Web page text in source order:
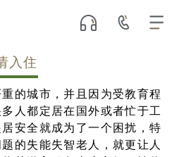
入住
的城市，并且因为受教育程
人都定居在国外或者忙于工
安全就成为了一个困扰，特
的失能失智老人，就更让人